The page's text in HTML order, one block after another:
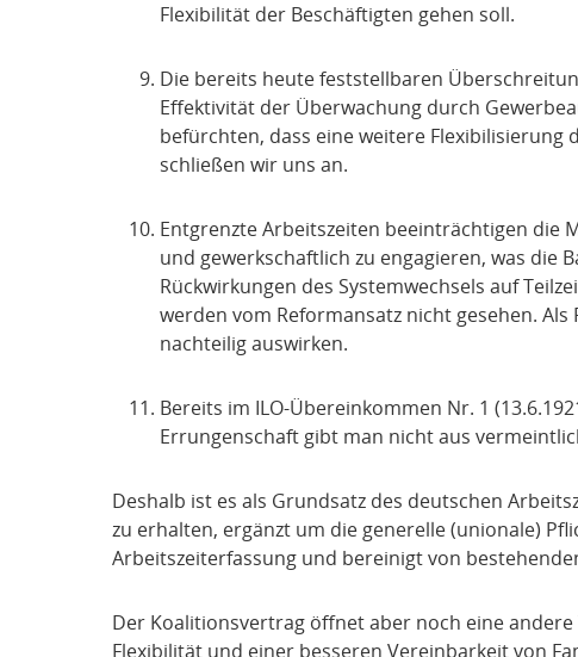
Flexibilität der Beschäftigten gehen soll.
Die bereits heute feststellbaren
Effektivität der Überwachung durch
befürchten, dass eine weitere
schließen wir uns an.
Entgrenzte Arbeitszeiten beeinträchtigen die
und gewerkschaftlich zu engagieren, was die
Rückwirkungen des Systemwechsels auf
werden vom Reformansatz nicht gesehen.
nachteilig auswirken.
Bereits im ILO-Übereinkommen Nr. 1
Errungenschaft gibt man nicht aus
Deshalb ist es als Grundsatz des deutschen
zu erhalten, ergänzt um die generelle (unionale)
Arbeitszeiterfassung und bereinigt von
Der Koalitionsvertrag öffnet aber noch eine
Flexibilität und einer besseren Vereinbarkeit von